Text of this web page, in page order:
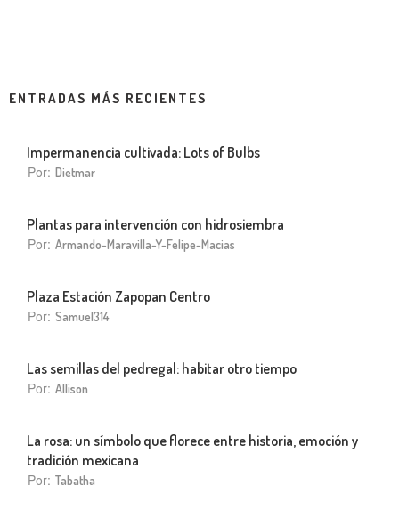
ENTRADAS MÁS RECIENTES
Impermanencia cultivada: Lots of Bulbs
Por: Dietmar
Plantas para intervención con hidrosiembra
Por: Armando-Maravilla-Y-Felipe-Macias
Plaza Estación Zapopan Centro
Por: Samuel314
Las semillas del pedregal: habitar otro tiempo
Por: Allison
La rosa: un símbolo que florece entre historia, emoción y
tradición mexicana
Por: Tabatha